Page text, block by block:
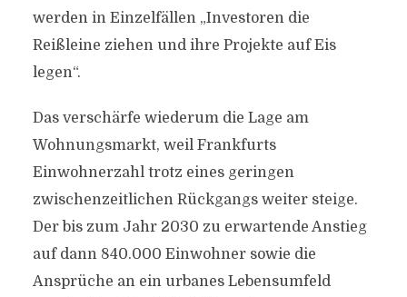
werden in Einzelfällen „Investoren die
Reißleine ziehen und ihre Projekte auf Eis
legen“.
Das verschärfe wiederum die Lage am
Wohnungsmarkt, weil Frankfurts
Einwohnerzahl trotz eines geringen
zwischenzeitlichen Rückgangs weiter steige.
Der bis zum Jahr 2030 zu erwartende Anstieg
auf dann 840.000 Einwohner sowie die
Ansprüche an ein urbanes Lebensumfeld